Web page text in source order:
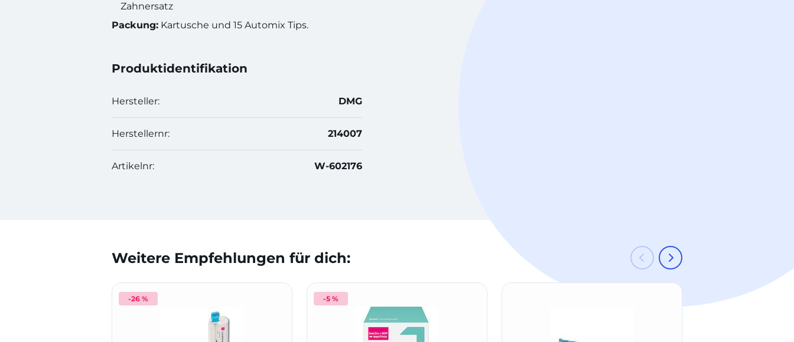
Zahnersatz
Packung: Kartusche und 15 Automix Tips.
Produktidentifikation
Hersteller: DMG
Herstellernr: 214007
Artikelnr: W-602176
Weitere Empfehlungen für dich:
-26 % -5 % -23 %